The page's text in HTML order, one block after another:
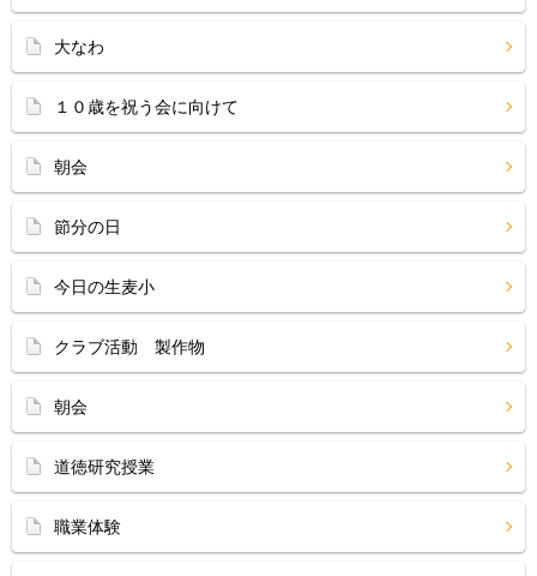
大なわ
１０歳を祝う会に向けて
朝会
節分の日
今日の生麦小
クラブ活動 製作物
朝会
道徳研究授業
職業体験